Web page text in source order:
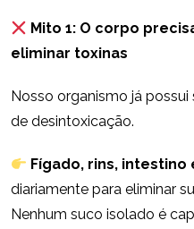
Mito 1: O corpo
eliminar toxinas
Nosso organismo já
de desintoxicação.
Fígado, rins, intestino
diariamente para eliminar
Nenhum suco isolado é